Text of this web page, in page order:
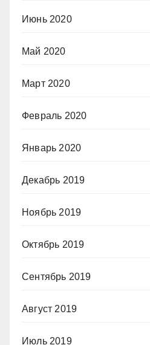
Июнь 2020
Май 2020
Март 2020
Февраль 2020
Январь 2020
Декабрь 2019
Ноябрь 2019
Октябрь 2019
Сентябрь 2019
Август 2019
Июль 2019